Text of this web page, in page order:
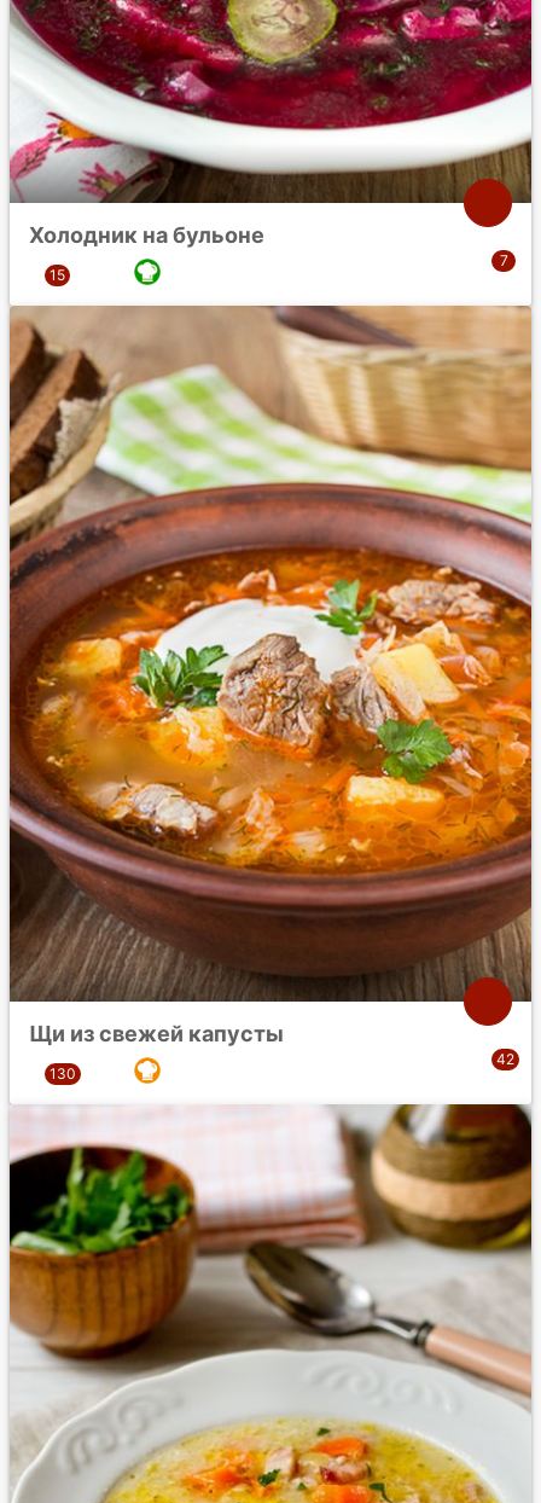
Холодник на бульоне
Щи из свежей капусты